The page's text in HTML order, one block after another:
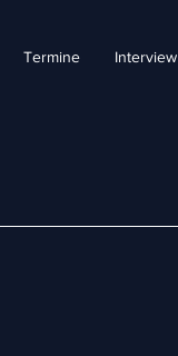
Termine Interview